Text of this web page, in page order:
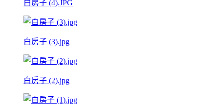
白房子 (4).JPG
白房子 (3).jpg
白房子 (2).jpg